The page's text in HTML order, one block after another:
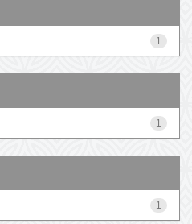
1
1
1